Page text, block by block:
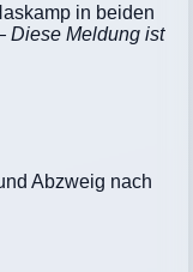
in beiden
Diese Meldung ist
Abzweig nach